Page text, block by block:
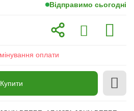
Відправимо сьогодні
оплати
Купити